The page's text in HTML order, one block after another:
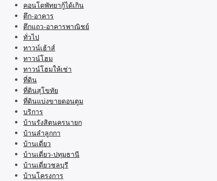
คอนโดพัทยากู้ได้เกิน
ตึก-อาคาร
ตึกแถว-อาคารพาณิชย์
ทั่วไป
ทาวน์เฮ้าส์
ทาวน์โฮม
ทาวน์โฮมให้เช่า
ที่ดิน
ที่ดินสุโขทัย
ที่ดินแบ่งขายดอนตูม
บริการ
บ้านรังสิตนครนายก
บ้านลำลูกกา
บ้านเดี่ยว
บ้านเดี่ยว-ปทุมธานี
บ้านเดี่ยวชลบุรี
บ้านโครงการ